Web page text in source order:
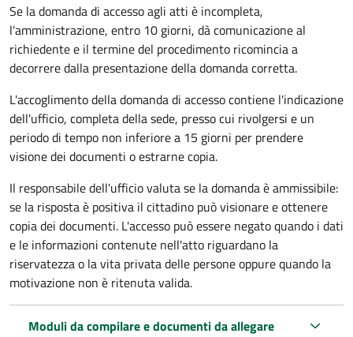
Se la domanda di accesso agli atti è incompleta,
l'amministrazione, entro 10 giorni, dà comunicazione al
richiedente e il termine del procedimento ricomincia a
decorrere dalla presentazione della domanda corretta.
L'accoglimento della domanda di accesso contiene l'indicazione
dell'ufficio, completa della sede, presso cui rivolgersi e un
periodo di tempo non inferiore a 15 giorni per prendere
visione dei documenti o estrarne copia.
Il responsabile dell'ufficio valuta se la domanda è ammissibile:
se la risposta è positiva il cittadino può visionare e ottenere
copia dei documenti. L'accesso può essere negato quando i dati
e le informazioni contenute nell'atto riguardano la
riservatezza o la vita privata delle persone oppure quando la
motivazione non è ritenuta valida.
Moduli da compilare e documenti da allegare